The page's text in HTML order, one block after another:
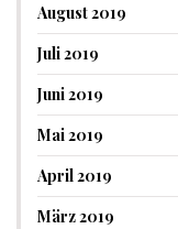
August 2019
Juli 2019
Juni 2019
Mai 2019
April 2019
März 2019